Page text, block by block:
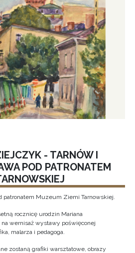
- TARNÓW I
POD PATRONATEM
patronatem Muzeum Ziemi Tarnowskiej.
rocznicę urodzin Mariana
wernisaż wystawy poświęconej
malarza i pedagoga.
zostaną grafiki warsztatowe, obrazy